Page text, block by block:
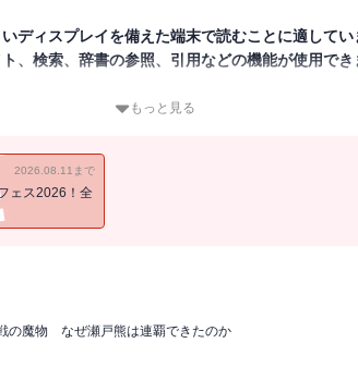
ディスプレイを備えた端末で読むことに適して
、検索、辞書の参照、引用などの機能が使用でき
戦において連覇を成し遂げた瀬戸熊直樹にスポッ
タビュー形式で質問。さらにそれへの瀬戸熊の返
?最強戦とは?そしてそこにすむ魔物とは? その影
瀬由梨、多井隆晴、伊藤優孝、内田みこ、岡崎涼
もっと見る
2026.08.11まで
ェス2026！全
の魔物 なぜ瀬戸熊は連覇できたのか